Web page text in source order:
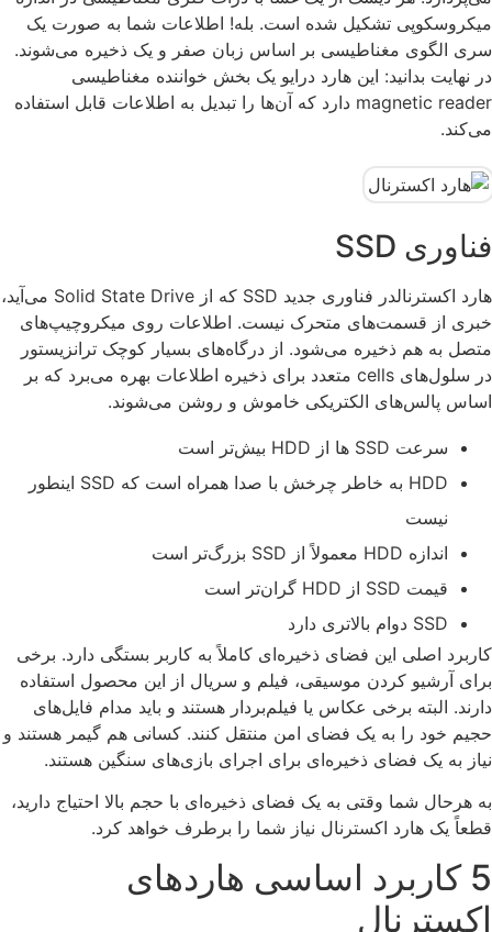
میکروسکوپی تشکیل شده است. بله!‍ اطلاعات شما به صورت یک
سری الگوی مغناطیسی بر اساس زبان صفر و یک ذخیره می‌شوند.
در نهایت بدانید: این هارد درایو یک بخش خواننده مغناطیسی
magnetic reader دارد که آن‌ها را تبدیل به اطلاعات قابل استفاده
می‌کند.
فناوری SSD
هارد اکسترنالدر فناوری جدید SSD که از Solid State Drive می‌آید،
خبری از قسمت‌های متحرک نیست. اطلاعات روی میکروچیپ‌های
متصل به هم ذخیره می‌شود. از درگاه‌های بسیار کوچک ترانزیستور
در سلول‌های cells متعدد برای ذخیره اطلاعات بهره می‌برد که بر
اساس پالس‌های الکتریکی خاموش و روشن می‌شوند.
سرعت SSD ها از HDD بیش‌تر است
HDD به خاطر چرخش با صدا همراه است که SSD اینطور
نیست
اندازه HDD معمولاً از SSD بزرگ‌تر است
قیمت SSD از HDD گران‌تر است
‌SSD دوام بالاتری دارد
کاربرد اصلی این فضای ذخیره‌ای کاملاً به کاربر بستگی دارد. برخی
برای آرشیو کردن موسیقی، فیلم و سریال از این محصول استفاده
دارند. البته برخی عکاس یا فیلم‌بردار هستند و باید مدام فایل‌های
حجیم خود را به یک فضای امن منتقل کنند. کسانی هم گیمر هستند و
نیاز به یک فضای ذخیره‌ای برای اجرای بازی‌های سنگین هستند.
به هرحال شما وقتی به یک فضای ذخیره‌ای با حجم بالا احتیاج دارید،
قطعاً یک هارد اکسترنال نیاز شما را برطرف خواهد کرد.
5 کاربرد اساسی هاردهای
اکسترنال